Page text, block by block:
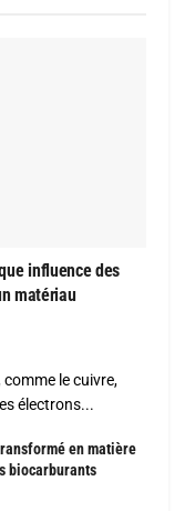
influence des
matériau
le cuivre,
électrons...
en matière
biocarburants